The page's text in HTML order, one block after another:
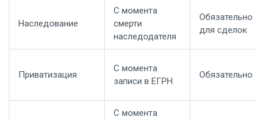
Наследование
С момента
смерти
наследодателя
Обязательно
для сделок
Приватизация
С момента
записи в ЕГРН
Обязательно
С момента